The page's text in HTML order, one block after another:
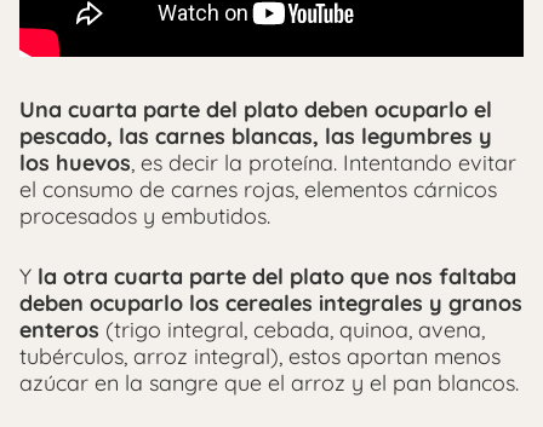
Una cuarta parte del plato deben ocuparlo el
pescado, las carnes blancas, las legumbres y
los huevos , es decir la proteína. Intentando evitar
el consumo de carnes rojas, elementos cárnicos
procesados y embutidos.
Y la otra cuarta parte del plato que nos faltaba
deben ocuparlo los cereales integrales y granos
enteros (trigo integral, cebada, quinoa, avena,
tubérculos, arroz integral), estos aportan menos
azúcar en la sangre que el arroz y el pan blancos.